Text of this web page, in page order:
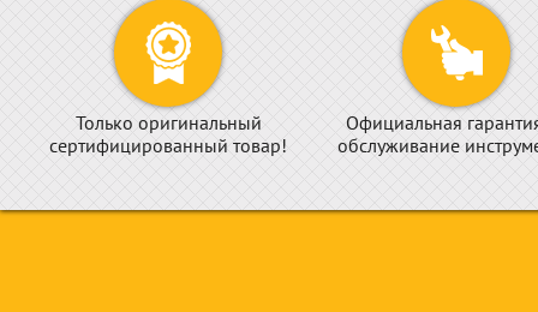
Только оригинальный
сертифицированный товар!
Официальная
обслуживание